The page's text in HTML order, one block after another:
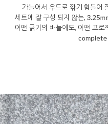
가늘어서 우드로 깎기 힘들어
세트에 잘 구성 되지 않는,
어떤 굵기의 바늘에도, 어떤 프
complete